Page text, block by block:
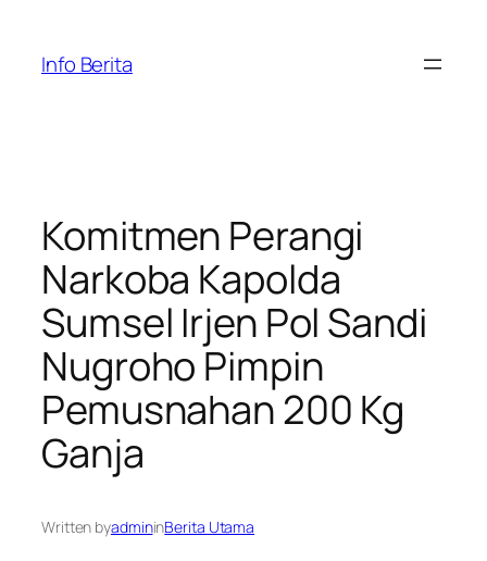
content
Info Berita
Komitmen Perangi
Narkoba Kapolda
Sumsel Irjen Pol Sandi
Nugroho Pimpin
Pemusnahan 200 Kg
Ganja
Written byadmininBerita Utama